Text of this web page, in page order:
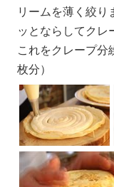
リームを薄く絞り
ッとならしてクレ
これをクレープ分
枚分）